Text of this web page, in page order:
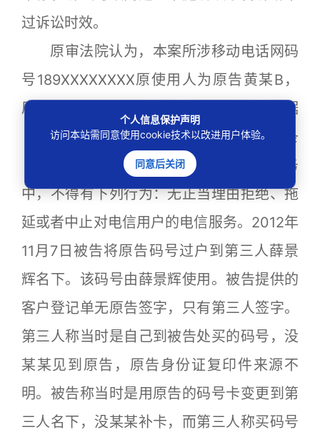
过诉讼时效。
原审法院认为，本案所涉移动电话网码
号189XXXXXXXX原使用人为原告黄某B，
原告对该码号具有占有、使用权利。根据
《中华人民共和国电信条例》第四十一条
（三）规定，电信业务经营者在电信服务
中，不得有下列行为：无正当理由拒绝、拖
延或者中止对电信用户的电信服务。2012年
11月7日被告将原告码号过户到第三人薛景
辉名下。该码号由薛景辉使用。被告提供的
客户登记单无原告签字，只有第三人签字。
第三人称当时是自己到被告处买的码号，没
某某见到原告，原告身份证复印件来源不
明。被告称当时是用原告的码号卡变更到第
三人名下，没某某补卡，而第三人称买码号
个人信息保护声明
访问本站需同意使用cookie技术以改进用户体验。
同意后关闭